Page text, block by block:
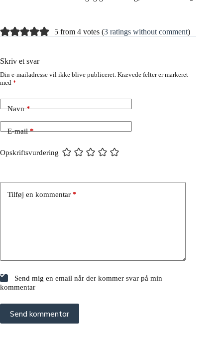
5 from 4 votes (3 ratings without comment)
Skriv et svar
Din e-mailadresse vil ikke blive publiceret. Krævede felter er markeret
med *
Navn*
E-mail*
Opskriftsvurdering
Tilføj en kommentar *
Send mig en email når der kommer svar på min
kommentar
Send kommentar